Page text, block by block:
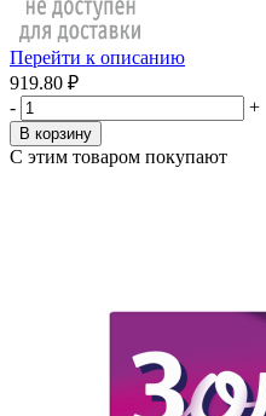
Перейти к описанию
919.80 ₽
-
+
В корзину
С этим товаром покупают